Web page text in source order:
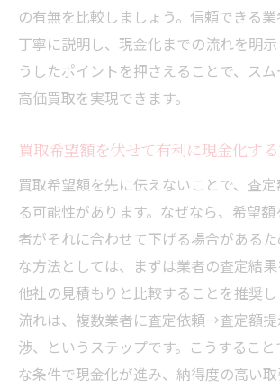
の有無を比較しましょう。信頼できる
丁寧に説明し、現金化までの流れを明
うしたポイントを押さえることで、ス
高価買取を実現できます。
買取希望額を伏せて有利に現金化す
買取希望額を先に伝えないことで、査
る可能性があります。なぜなら、希望
者がそれに合わせて下げる場合がある
な方法としては、まずは業者の査定結
他社の見積もりと比較することを推奨
流れは、複数業者に査定依頼→査定額
渉、というステップです。こうするこ
な条件で現金化が進み、納得度の高い